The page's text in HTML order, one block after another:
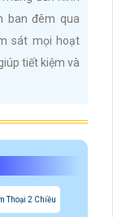
ban đêm qua
sát mọi hoạt
tiết kiệm và
Thoại 2 Chiều